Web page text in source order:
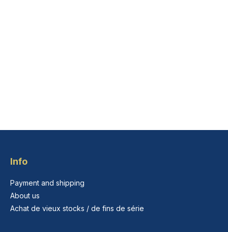
Info
Payment and shipping
About us
Achat de vieux stocks / de fins de série